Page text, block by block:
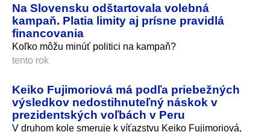
Na Slovensku odštartovala volebná
kampaň. Platia limity aj prísne pravidlá
financovania
Koľko môžu minúť politici na kampaň?
tento rok
Keiko Fujimoriová má podľa priebežných
výsledkov nedostihnuteľný náskok v
prezidentských voľbách v Peru
V druhom kole smeruje k víťazstvu Keiko Fujimoriová,